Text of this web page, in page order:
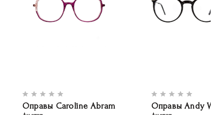
Оправы Caroline Abram Оправы Andy